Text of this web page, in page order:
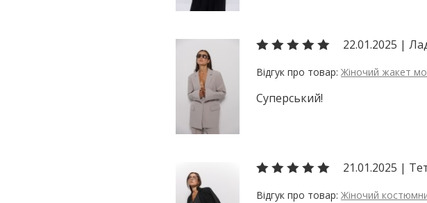
22.01.2025 |
Жіночий жакет
Суперський!
21.01.2025 |
Жіночий